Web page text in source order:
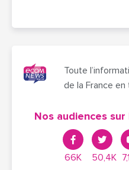
Toute
de la France en
Nos audiences
66K 50,4K